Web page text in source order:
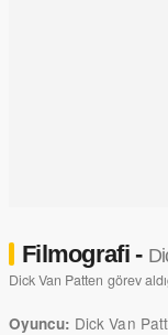
Filmografi -
Dick Van Patten görev
Oyuncu: Dick Van